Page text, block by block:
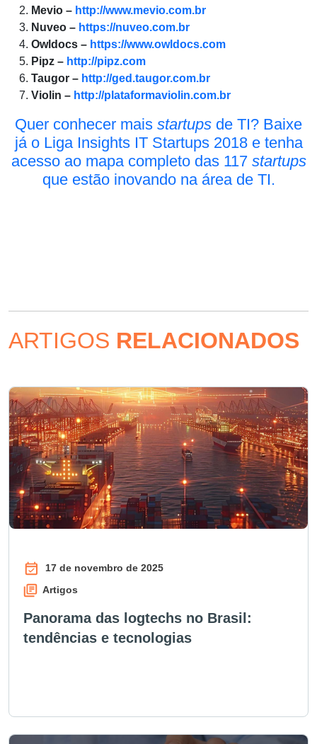
Mevio – http://www.mevio.com.br
Nuveo – https://nuveo.com.br
Owldocs – https://www.owldocs.com
Pipz – http://pipz.com
Taugor – http://ged.taugor.com.br
Violin – http://plataformaviolin.com.br
Quer conhecer mais startups de TI? Baixe
já o Liga Insights IT Startups 2018 e tenha
acesso ao mapa completo das 117 startups
que estão inovando na área de TI.
ARTIGOS RELACIONADOS
17 de novembro de 2025
Artigos
Panorama das logtechs no Brasil:
tendências e tecnologias